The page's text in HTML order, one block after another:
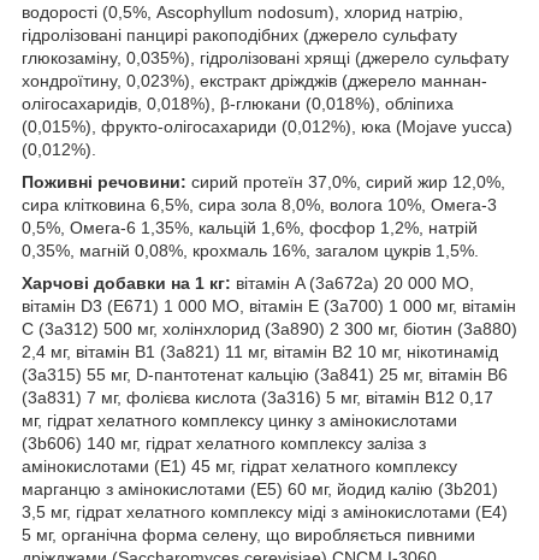
водорості (0,5%, Ascophyllum nodosum), хлорид натрію,
гідролізовані панцирі ракоподібних (джерело сульфату
глюкозаміну, 0,035%), гідролізовані хрящі (джерело сульфату
хондроїтину, 0,023%), екстракт дріжджів (джерело маннан-
олігосахаридів, 0,018%), β-глюкани (0,018%), обліпиха
(0,015%), фрукто-олігосахариди (0,012%), юка (Mojave yucca)
(0,012%).
Поживні речовини: сирий протеїн 37,0%, сирий жир 12,0%,
сира клітковина 6,5%, сира зола 8,0%, волога 10%, Омега-3
0,5%, Омега-6 1,35%, кальцій 1,6%, фосфор 1,2%, натрій
0,35%, магній 0,08%, крохмаль 16%, загалом цукрів 1,5%.
Харчові добавки на 1 кг: вітамін A (3a672a) 20 000 MO,
вітамін D3 (E671) 1 000 MO, вітамін E (3a700) 1 000 мг, вітамін
C (3a312) 500 мг, холінхлорид (3a890) 2 300 мг, біотин (3a880)
2,4 мг, вітамін B1 (3a821) 11 мг, вітамін B2 10 мг, нікотинамід
(3a315) 55 мг, D-пантотенат кальцію (3a841) 25 мг, вітамін B6
(3a831) 7 мг, фолієва кислота (3a316) 5 мг, вітамін B12 0,17
мг, гідрат хелатного комплексу цинку з амінокислотами
(3b606) 140 мг, гідрат хелатного комплексу заліза з
амінокислотами (E1) 45 мг, гідрат хелатного комплексу
марганцю з амінокислотами (E5) 60 мг, йодид калію (3b201)
3,5 мг, гідрат хелатного комплексу міді з амінокислотами (E4)
5 мг, органічна форма селену, що виробляється пивними